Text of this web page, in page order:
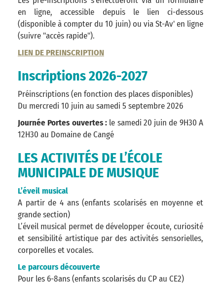
en ligne, accessible depuis le lien ci-dessous
(disponible à compter du 10 juin) ou via St-Av' en ligne
(suivre "accès rapide").
LIEN DE PREINSCRIPTION
Inscriptions 2026-2027
Préinscriptions (en fonction des places disponibles)
Du mercredi 10 juin au samedi 5 septembre 2026
Journée Portes ouvertes :le samedi 20 juin de 9H30 A
12H30 au Domaine de Cangé
LES ACTIVITÉS DE L’ÉCOLE
MUNICIPALE DE MUSIQUE
L’éveil musical
A partir de 4 ans (enfants scolarisés en moyenne et
grande section)
L’éveil musical permet de développer écoute, curiosité
et sensibilité artistique par des activités sensorielles,
corporelles et vocales.
Le parcours découverte
Pour les 6-8ans (enfants scolarisés du CP au CE2)